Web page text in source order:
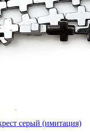
серый (имитация)